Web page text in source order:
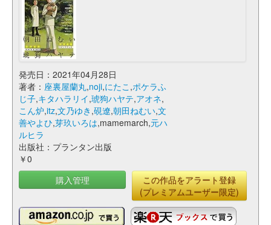
発売日：2021年04月28日
著者： 座裏屋蘭丸,noji,にたこ ,ポケラふ
じ子,キタハラリイ,琥狗ハヤテ,アオネ,
こん炉,itz,文乃ゆき ,硯遼,朝田ねむい,文
善やよひ,芽玖いろは,mamemarch,元ハ
ルヒラ
出版社：プランタン出版
￥0
購入管理
この作品をアラート登録
(プレミアムユーザー限定)